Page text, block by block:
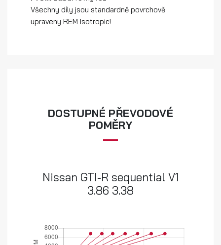
Všechny díly jsou standardně povrchově
upraveny REM Isotropic!
DOSTUPNÉ PŘEVODOVÉ
POMĚRY
Nissan GTI-R sequential V1
3.86 3.38